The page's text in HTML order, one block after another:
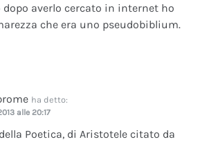
dopo averlo cercato in internet ho
che era uno pseudobiblium.
ha detto:
alle 20:17
Poetica, di Aristotele citato da